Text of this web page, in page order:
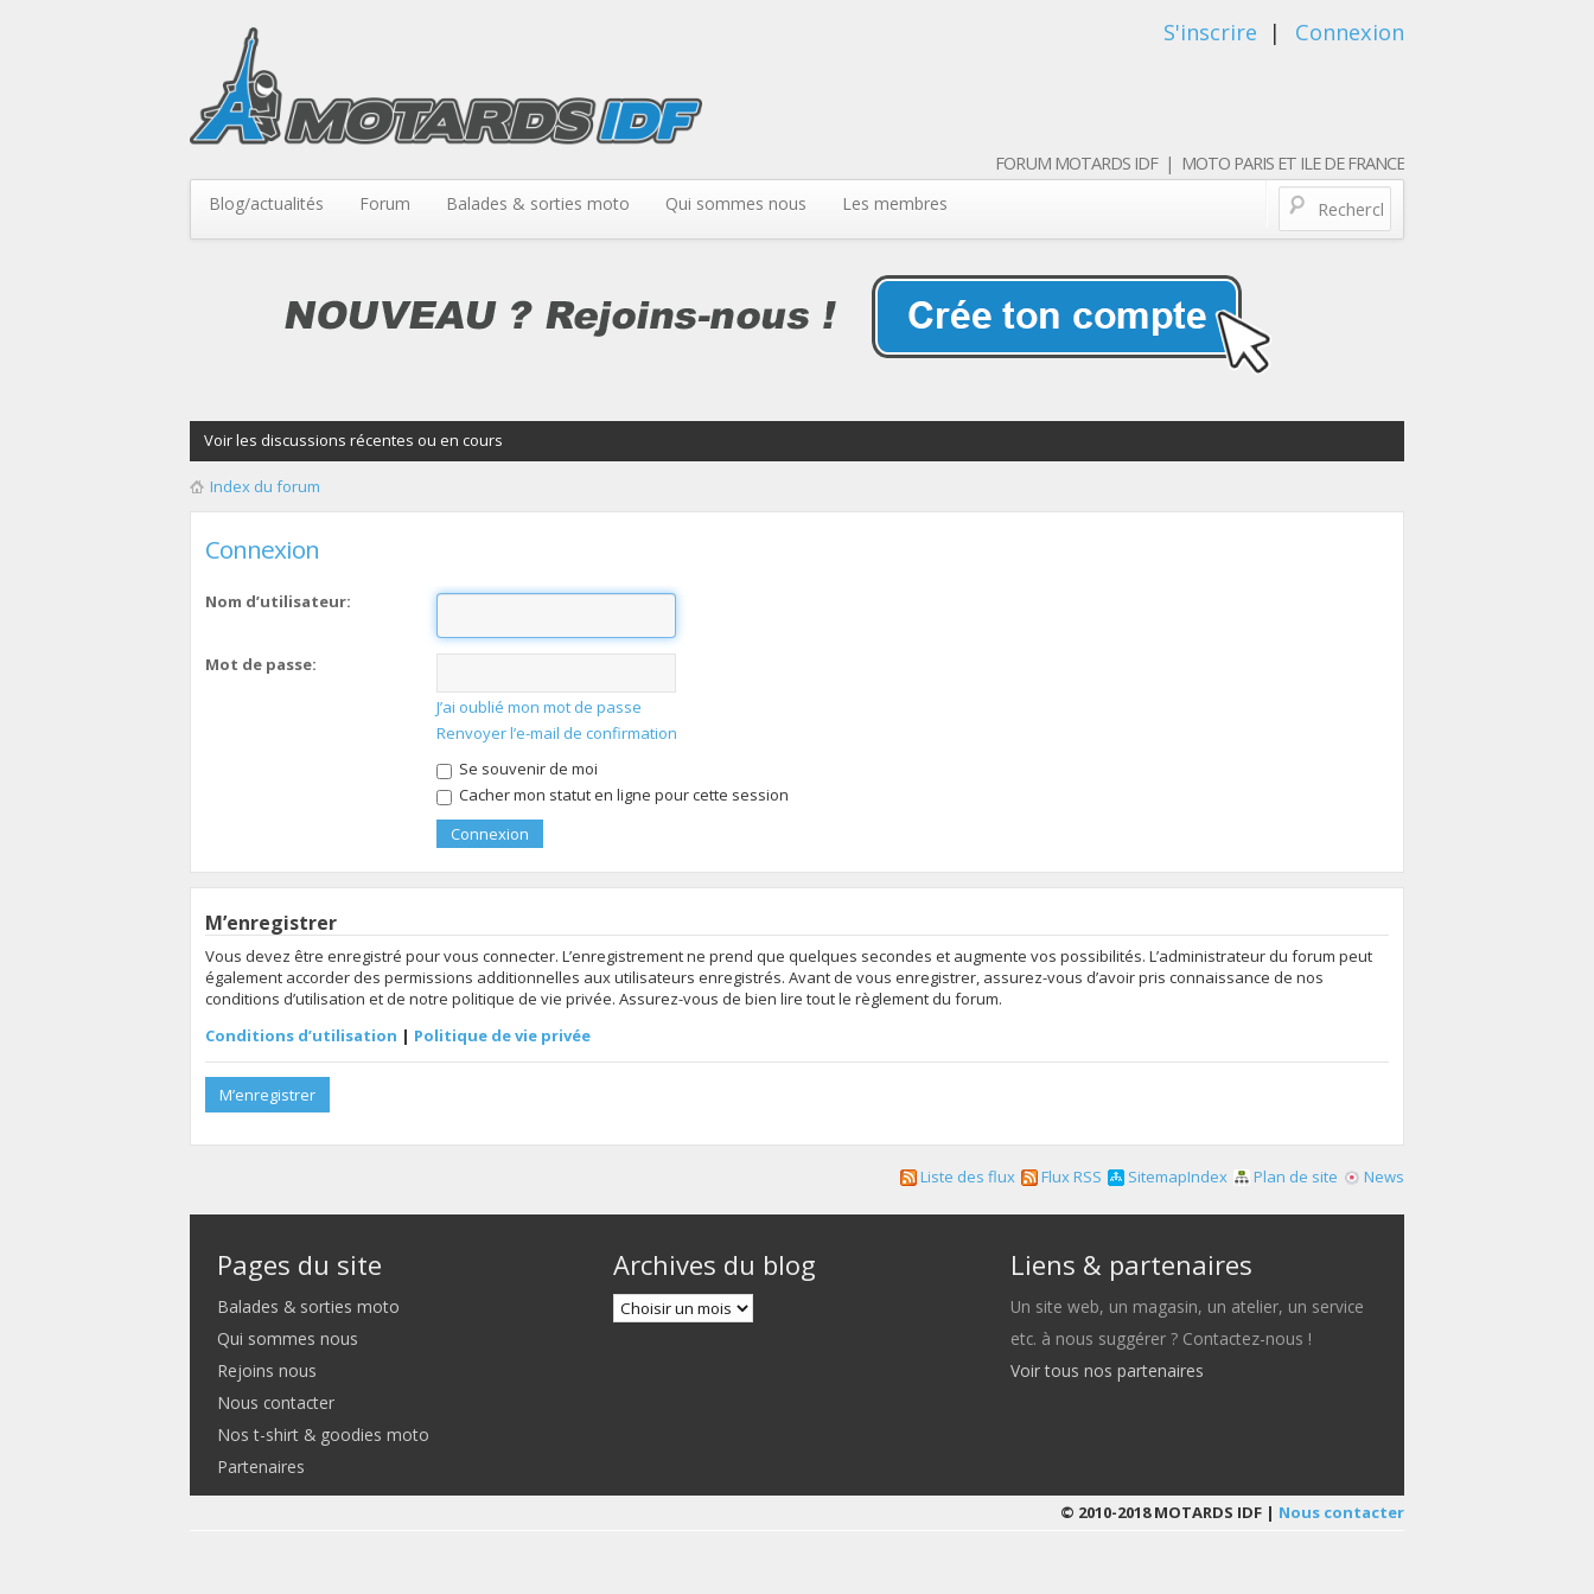
S'inscrire | Connexion
FORUM MOTARDS IDF | MOTO PARIS ET ILE DE FRANCE
Blog/actualités Forum Balades & sorties moto Qui sommes nous Les membres
Voir les discussions récentes ou en cours
Index du forum
Connexion
Nom d’utilisateur:
Mot de passe:
J’ai oublié mon mot de passe
Renvoyer l’e-mail de confirmation
Se souvenir de moi
Cacher mon statut en ligne pour cette session
M’enregistrer
Vous devez être enregistré pour vous connecter. L’enregistrement ne prend que quelques secondes et augmente vos possibilités. L’administrateur du forum peut
également accorder des permissions additionnelles aux utilisateurs enregistrés. Avant de vous enregistrer, assurez-vous d’avoir pris connaissance de nos
conditions d’utilisation et de notre politique de vie privée. Assurez-vous de bien lire tout le règlement du forum.
Conditions d’utilisation | Politique de vie privée
M’enregistrer
News
Plan de site
SitemapIndex
Flux RSS
Liste des flux
Pages du site
Balades & sorties moto
Qui sommes nous
Rejoins nous
Nous contacter
Nos t-shirt & goodies moto
Partenaires
Archives du blog Liens & partenaires
Un site web, un magasin, un atelier, un service
etc. à nous suggérer ? Contactez-nous !
Voir tous nos partenaires
© 2010-2018 MOTARDS IDF | Nous contacter